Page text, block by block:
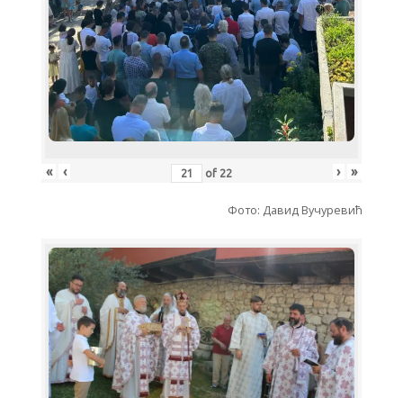
« ‹ of 22 › »
Фото: Давид Вучуревић